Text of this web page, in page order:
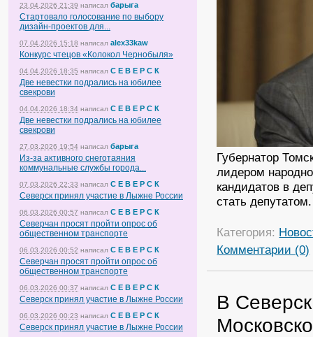
23.04.2026 21:39 написал барыга
Стартовало голосование по выбору
дизайн-проектов для...
07.04.2026 15:18 написал alex33kaw
Конкурс чтецов «Колокол Чернобыля»
04.04.2026 18:35 написал С Е В Е Р С К
Две невестки подрались на юбилее
свекрови
04.04.2026 18:34 написал С Е В Е Р С К
Две невестки подрались на юбилее
свекрови
27.03.2026 19:54 написал барыга
Из-за активного снеготаяния
коммунальные службы города...
07.03.2026 22:33 написал С Е В Е Р С К
Северск принял участие в Лыжне России
06.03.2026 00:57 написал С Е В Е Р С К
Северчан просят пройти опрос об
общественном транспорте
06.03.2026 00:52 написал С Е В Е Р С К
Северчан просят пройти опрос об
общественном транспорте
06.03.2026 00:37 написал С Е В Е Р С К
Северск принял участие в Лыжне России
06.03.2026 00:23 написал С Е В Е Р С К
Северск принял участие в Лыжне России
Губернатор
лидером
кандидатов в
стать депутатом.
Категория:
Комментарии (0)
В